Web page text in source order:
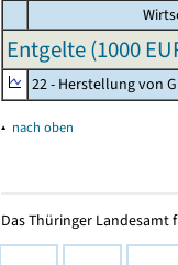
Entgelte (1000
22 - Herstellung von
▴ nach oben
Das Thüringer Landesamt